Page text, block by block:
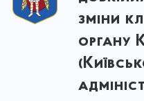
зміни
органу